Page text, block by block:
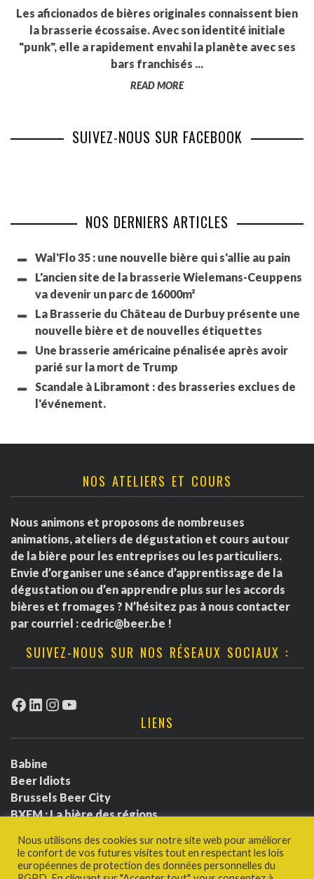
Les aficionados de bières originales connaissent bien
la brasserie écossaise. Avec son identité initiale
"punk", elle a rapidement envahi la planète avec ses
bars franchisés ...
READ MORE
SUIVEZ-NOUS SUR FACEBOOK
NOS DERNIERS ARTICLES
Wal'Flo 35 : une nouvelle bière qui s'allie au pain
L'ancien site de la brasserie Wielemans-Ceuppens
va devenir un parc de 16000m²
La Brasserie du Château de Durbuy présente une
nouvelle bière et de nouvelles étiquettes
Une brasserie américaine pénalisée après avoir
parié sur la mort de Trump
Scandale à Libramont : des brasseries exclues de
l'événement.
NOS ATELIERS ET COURS
Nous animons et proposons de nombreuses
animations, ateliers de dégustation et cours autour
de la bière pour les entreprises ou les particuliers.
Envie d’organiser une séance d’apprentissage de la
dégustation ou d’en apprendre plus sur les accords
bières et fromages ? N’hésitez pas à nous contacter
par courriel : cedric@beer.be !
SUIVEZ-NOUS SUR NOS RÉSEAUX SOCIAUX :
Facebook
LinkedIn
Instagram
YouTube
LIENS
Babine
Beer Idiots
Brussels Beer City
BXFM : La bière des régions
Ludotium
Politique de confidentialité
Nous utilisons des cookies sur notre site web pour améliorer
le confort de vos futures visites tout en respectant les lois
européennes de protection des données personnelles du